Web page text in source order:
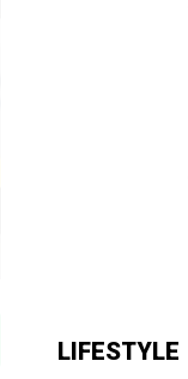
LIFESTYLE